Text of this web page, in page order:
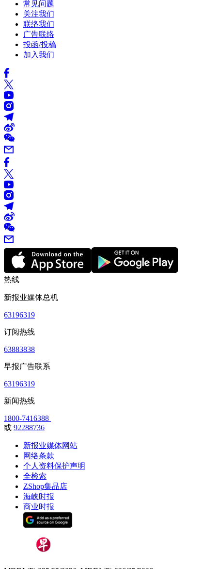
常见问题
关注我们
联络我们
广告联络
投函/投稿
加入我们
热线
新报业媒体总机
63196319
订阅热线
63883838
早报广告联系
63196319
新闻热线
1800-7416388
或 92288736
新报业媒体网站
网络条款
个人资料保护声明
全检索
ZShop集品店
海峡时报
商业时报